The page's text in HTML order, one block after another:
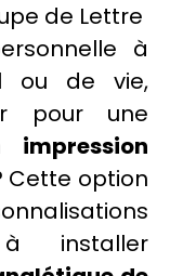
de Lettre
à
ou de vie,
pour une
impression
Cette option
installer